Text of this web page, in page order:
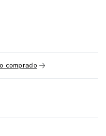
seus sintomas ou
ainda mais pessoas
te motivar a buscar
comprado